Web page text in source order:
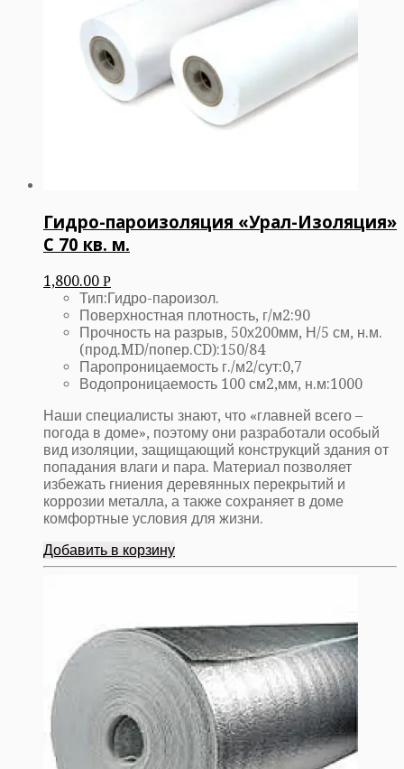
Гидро-пароизоляция «Урал-Изоляция»
С 70 кв. м.
1,800.00 Р
Тип:Гидро-пароизол.
Поверхностная плотность, г/м2:90
Прочность на разрыв, 50х200мм, Н/5 см, н.м.
(прод.MD/попер.CD):150/84
Паропроницаемость г./м2/сут:0,7
Водопроницаемость 100 см2,мм, н.м:1000
Наши специалисты знают, что «главней всего –
погода в доме», поэтому они разработали особый
вид изоляции, защищающий конструкций здания от
попадания влаги и пара. Материал позволяет
избежать гниения деревянных перекрытий и
коррозии металла, а также сохраняет в доме
комфортные условия для жизни.
Добавить в корзину